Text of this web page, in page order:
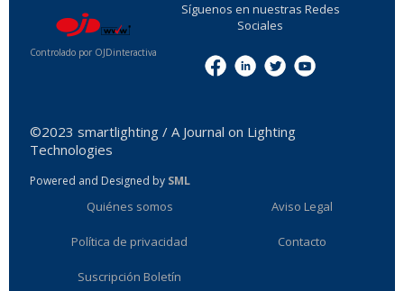
Controlado por OJDinteractiva
Síguenos en nuestras Redes
Sociales
©2023 smartlighting / A Journal on Lighting
Technologies
Powered and Designed by SML
Quiénes somos Aviso Legal
Política de privacidad Contacto
Suscripción Boletín